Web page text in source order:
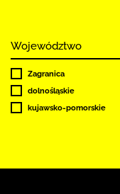
Województwo
Zagranica
dolnośląskie
kujawsko-pomorskie